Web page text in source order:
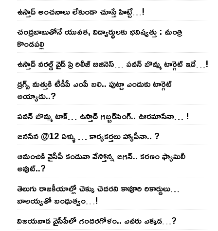
ఉస్తాద్ అంచ‌నాలు లేకుండా చూస్తే హిట్టే…!
చంద్ర‌బాబుతోనే యువ‌త‌, విద్యార్థుల‌కు భ‌విష్య‌త్తు : మంత్రి
కొండ‌ప‌ల్లి
ఉస్తాద్ వ‌ర‌ల్డ్ వైడ్ ప్రి రిలీజ్ బిజినెస్‌… ప‌వ‌న్ బొమ్మ టార్గెట్ ఇదే…!
డ్రగ్స్ మత్తుకి టీడీపీ ఎంపీ బలి.. పుట్టా ఎందుకు టార్గెట్
అయ్యాడు..?
ప‌వ‌న్ బొమ్మ టాక్‌… ఉస్తాద్ గ‌బ్బ‌ర్‌సింగ్‌.. ఊర‌మాసేనా… !
జనసేన @12 ఏళ్ళు … కార్యకర్తలు హ్యాపీనా.. ?
ఆమంచికి వైసీపీ కండువా వేస్తోన్న జ‌గ‌న్‌.. క‌ర‌ణం ఫ్యామిలీ
అవుట్‌..?
తెలుగు రాజ‌కీయాల్లో చెక్కు చెద‌ర‌ని కావూరి రికార్డులు…
బాల‌య్యతో బంధుత్వం…!
విజ‌య‌వాడ వైసీపీలో గంద‌ర‌గోళం.. ఎవ‌రు ఎక్క‌డ‌…?